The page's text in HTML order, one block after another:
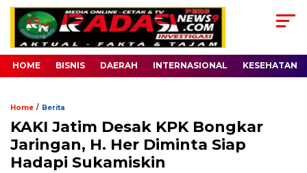
HOME BISNIS DAERAH INTERNASIONAL KESEHATAN
Home / Berita
KAKI Jatim Desak KPK Bongkar
Jaringan, H. Her Diminta Siap
Hadapi Sukamiskin